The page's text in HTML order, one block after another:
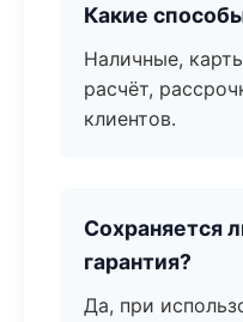
Какие
Наличные,
расчёт,
клиентов.
Сохраняется
гарантия?
Да, при